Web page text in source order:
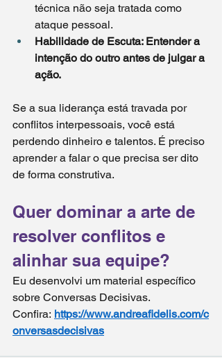
técnica não seja tratada como
ataque pessoal.
Habilidade de Escuta: Entender a
intenção do outro antes de julgar a
ação.
Se a sua liderança está travada por
conflitos interpessoais, você está
perdendo dinheiro e talentos. É preciso
aprender a falar o que precisa ser dito
de forma construtiva.
Quer dominar a arte de
resolver conflitos e
alinhar sua equipe?
Eu desenvolvi um material específico
sobre Conversas Decisivas.
Confira: https://www.andreafidelis.com/c
onversasdecisivas